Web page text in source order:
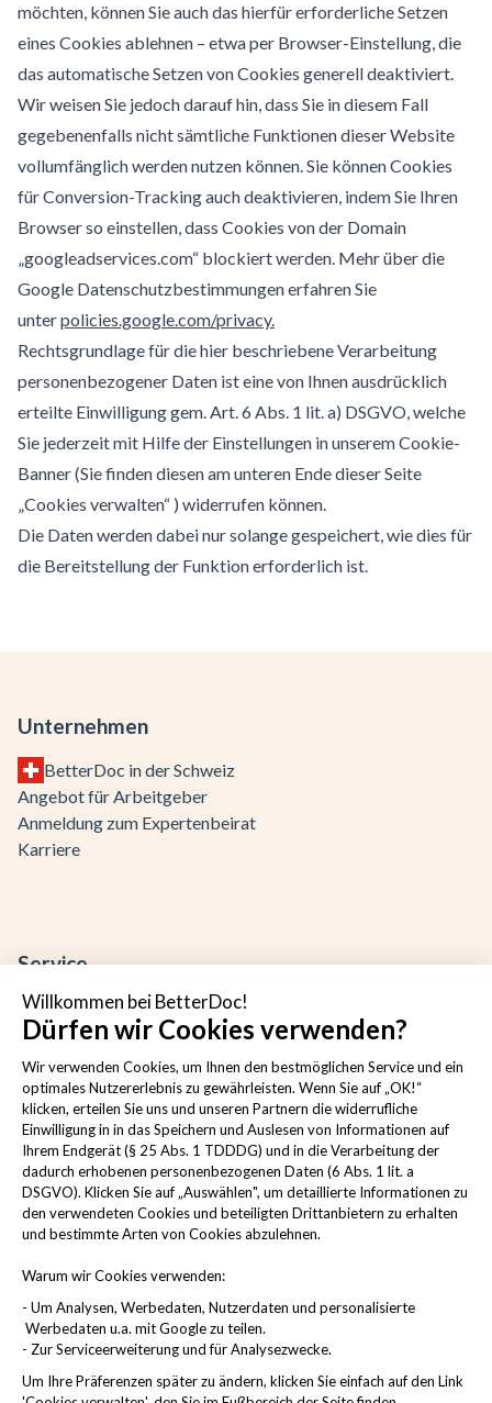
Willkommen bei BetterDoc!
Dürfen wir Cookies verwenden?
Wir verwenden Cookies, um Ihnen den bestmöglichen Service und ein
optimales Nutzererlebnis zu gewährleisten. Wenn Sie auf „OK!“
klicken, erteilen Sie uns und unseren Partnern die widerrufliche
Einwilligung in in das Speichern und Auslesen von Informationen auf
Ihrem Endgerät (§ 25 Abs. 1 TDDDG) und in die Verarbeitung der
dadurch erhobenen personenbezogenen Daten (6 Abs. 1 lit. a
DSGVO). Klicken Sie auf „Auswählen", um detaillierte Informationen zu
den verwendeten Cookies und beteiligten Drittanbietern zu erhalten
und bestimmte Arten von Cookies abzulehnen.
Warum wir Cookies verwenden:
- Um Analysen, Werbedaten, Nutzerdaten und personalisierte
Werbedaten u.a. mit Google zu teilen.
- Zur Serviceerweiterung und für Analysezwecke.
Um Ihre Präferenzen später zu ändern, klicken Sie einfach auf den Link
möchten, können Sie auch das hierfür erforderliche Setzen
eines Cookies ablehnen – etwa per Browser-Einstellung, die
das automatische Setzen von Cookies generell deaktiviert.
Wir weisen Sie jedoch darauf hin, dass Sie in diesem Fall
gegebenenfalls nicht sämtliche Funktionen dieser Website
vollumfänglich werden nutzen können. Sie können Cookies
für Conversion-Tracking auch deaktivieren, indem Sie Ihren
Browser so einstellen, dass Cookies von der Domain
„googleadservices.com“ blockiert werden. Mehr über die
Google Datenschutzbestimmungen erfahren Sie
unterpolicies.google.com/privacy.
Rechtsgrundlage für die hier beschriebene Verarbeitung
personenbezogener Daten ist eine von Ihnen ausdrücklich
erteilte Einwilligung gem. Art. 6 Abs. 1 lit. a) DSGVO, welche
Sie jederzeit mit Hilfe der Einstellungen in unserem Cookie-
Banner (Sie finden diesen am unteren Ende dieser Seite
„Cookies verwalten“ ) widerrufen können.
Die Daten werden dabei nur solange gespeichert, wie dies für
die Bereitstellung der Funktion erforderlich ist.
Unternehmen
BetterDoc in der Schweiz
Angebot für Arbeitgeber
Anmeldung zum Expertenbeirat
Karriere
Service
Kontakt
Häufige Fragen
Cookies verwalten
Rechtliche Hinweise
Impressum
AGB
Datenschutzbestimmungen
Sicherheit
Compliance
Barrierefreiheitserklärung
Widerruf erklären